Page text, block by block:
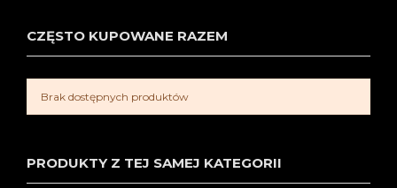
CZĘSTO KUPOWANE RAZEM
Brak dostępnych produktów
PRODUKTY Z TEJ SAMEJ KATEGORII